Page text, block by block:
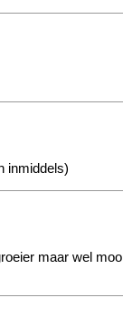
inmiddels)
maar wel